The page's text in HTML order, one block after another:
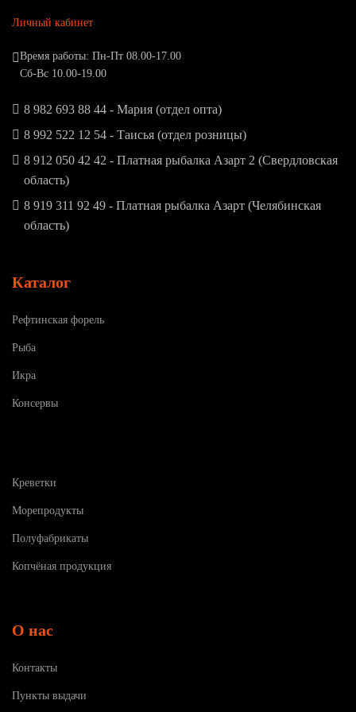
Личный кабинет
Время работы: Пн-Пт 08.00-17.00
Сб-Вс 10.00-19.00
8 982 693 88 44 - Мария (отдел опта)
8 992 522 12 54 - Таисья (отдел розницы)
8 912 050 42 42 - Платная рыбалка Азарт 2 (Свердловская
область)
8 919 311 92 49 - Платная рыбалка Азарт (Челябинская
область)
Каталог
Рефтинская форель
Рыба
Икра
Консервы
Креветки
Морепродукты
Полуфабрикаты
Копчёная продукция
О нас
Контакты
Пункты выдачи